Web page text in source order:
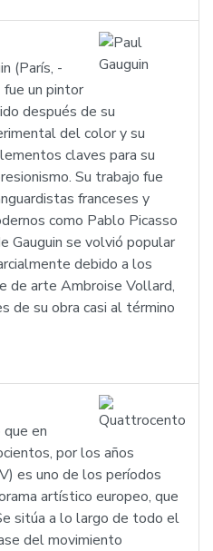
(París, -
un pintor
después de su
del color y su
claves para su
Su trabajo fue
franceses y
como Pablo Picasso
Gauguin se volvió popular
debido a los
de arte Ambroise Vollard,
de su obra casi al término
en
por los años
es uno de los períodos
artístico europeo, que
sitúa a lo largo de todo el
del movimiento